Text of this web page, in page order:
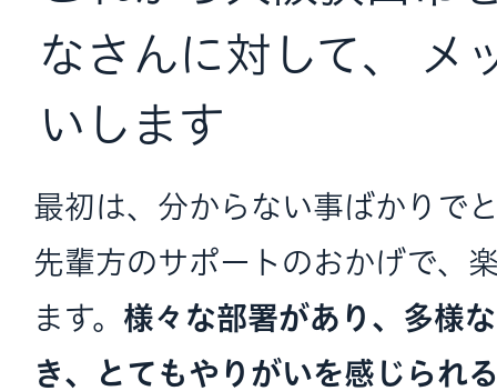
なさんに対して、 メ
いします
最初は、分からない事ばかりで
先輩方のサポートのおかげで、
ます。 様々な部署があり、多様
き、とてもやりがいを感じられ